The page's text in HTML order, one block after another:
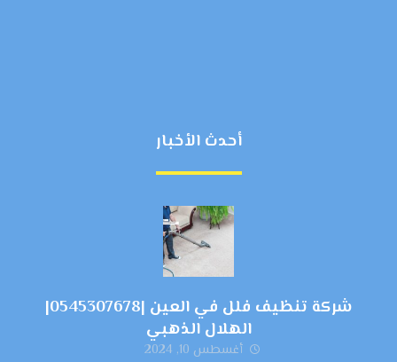
أحدث الأخبار
شركة تنظيف فلل في العين |0545307678|
الهلال الذهبي
أغسطس 10, 2024